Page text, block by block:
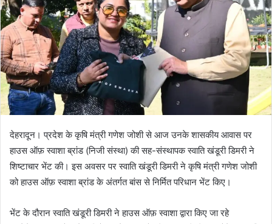
n
e
m
a
i
l
देहरादून। प्रदेश के कृषि मंत्री गणेश जोशी से आज उनके शासकीय आवास पर
हाउस ऑफ़ स्वाशा ब्रांड (निजी संस्था) की सह-संस्थापक स्वाति खंडूरी डिमरी ने
शिष्टाचार भेंट की। इस अवसर पर स्वाति खंडूरी डिमरी ने कृषि मंत्री गणेश जोशी
को हाउस ऑफ़ स्वाशा ब्रांड के अंतर्गत बांस से निर्मित परिधान भेंट किए।
भेंट के दौरान स्वाति खंडूरी डिमरी ने हाउस ऑफ़ स्वाशा द्वारा किए जा रहे